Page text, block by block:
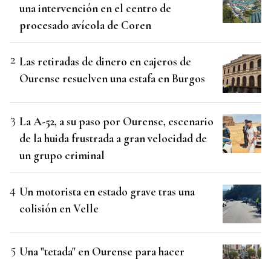
una intervención en el centro de
procesado avícola de Coren
Las retiradas de dinero en cajeros de
Ourense resuelven una estafa en Burgos
La A-52, a su paso por Ourense, escenario
de la huida frustrada a gran velocidad de
un grupo criminal
Un motorista en estado grave tras una
colisión en Velle
Una "tetada" en Ourense para hacer